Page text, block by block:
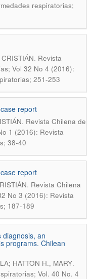
respiratorias;
. Revista
Vol 32 No 4 (2016):
251-253
report
. Revista Chilena de
1 (2016): Revista
38-40
report
. Revista Chilena
No 3 (2016): Revista
187-189
diagnosis, an
programs. Chilean
HATTON H., MARY.
Vol. 40 No. 4